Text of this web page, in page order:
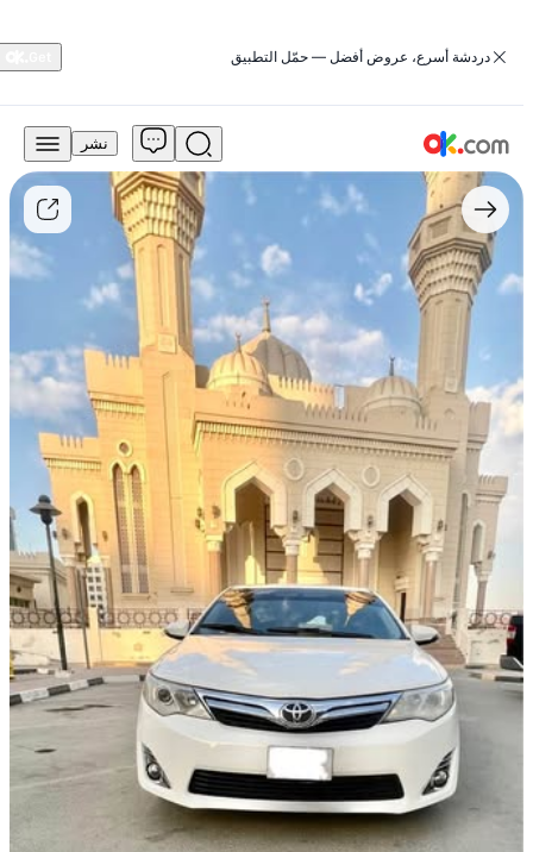
‏دردشة أسرع، عروض أفضل — حمّل التطبيق
18,000
درهم
للبيع
تويوتا
كامري
٢٠١٤
مستعمل
نشر